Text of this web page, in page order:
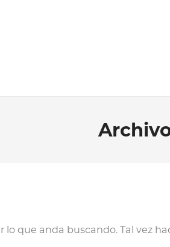
que anda buscando. Tal vez